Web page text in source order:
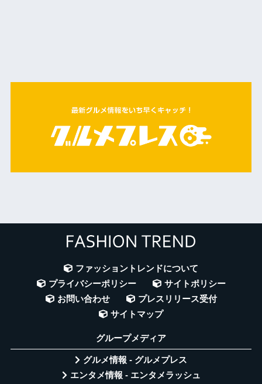
ファッショントレンドについて
プライバシーポリシー
サイトポリシー
お問い合わせ
プレスリリース受付
サイトマップ
グループメディア
グルメ情報 - グルメプレス
エンタメ情報 - エンタメラッシュ